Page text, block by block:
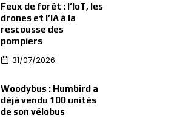
Feux de forêt : l’IoT, les
drones et l’IA à la
rescousse des
pompiers
31/07/2026
Woodybus : Humbird a
déjà vendu 100 unités
de son vélobus